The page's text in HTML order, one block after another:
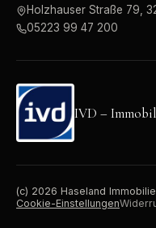
Holzhauser Straße 79,
05223 99 47 200
IVD –
(c) 2026 Haseland
Cookie-Einstellungen